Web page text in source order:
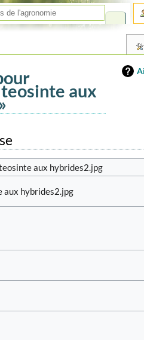
aux
aux hybrides2.jpg
aux hybrides2.jpg